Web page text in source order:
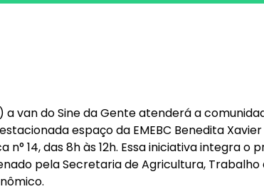
van do Sine da Gente atenderá a
espaço da EMEBC Benedita
n° 14, das 8h às 12h. Essa iniciativa integra o
pela Secretaria de Agricultura, Trabalho